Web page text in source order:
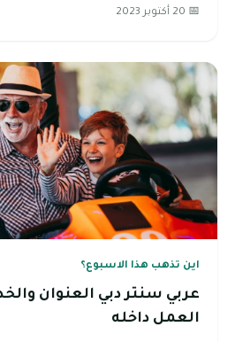
📅 20 أكتوبر 2023
اين تذهب هذا الاسبوع؟
عربي سنتر دبي العنوان
العمل داخله